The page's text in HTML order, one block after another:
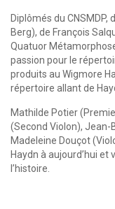
Diplômés du
Berg), de François
Quatuor
passion pour le
produits au Wigmore
répertoire allant de
Mathilde Potier
(Second Violon),
Madeleine Douçot
Haydn à aujourd’hui
l’histoire.